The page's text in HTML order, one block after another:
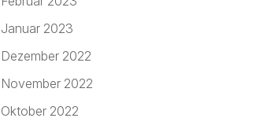
Januar 2023
Dezember 2022
November 2022
Oktober 2022